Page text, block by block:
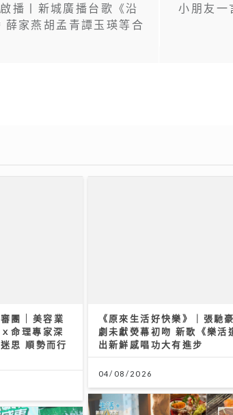
播丨新城廣播台歌《沿
家燕胡孟青譚玉瑛等合
小朋友一
團 | 美容業
命理專家深
思 順勢而行
《原來生活好快樂》｜張馳
劇未獻熒幕初吻 新歌《樂活
出新鮮感唱功大有進步
04/08/2026